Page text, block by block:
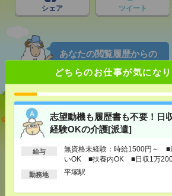
どちらのお仕事が気にな
志望動機も履歴書も不要！日
経験OKの介護[派遣]
給与
無資格未経験：時給1500円～ ■
いOK ■扶養内OK ■日収1万
以上
勤務地 平塚駅
シェア ツイート
あなたの閲覧履歴からの
志望動機も履歴書も不要！日収1.2万
の介護[派遣]
[給 与]無資格未経験：時給1500円～ ■週払
OK ■扶養内OK ■日収1万2000円以上
[交通費]交通費全額支給